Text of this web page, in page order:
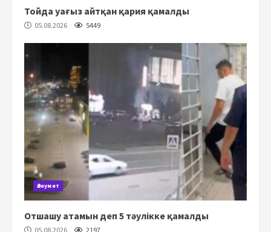
Тойда уағыз айтқан қария қамалды
05.08.2026 5449
Әлеумет
Отшашу атамын деп 5 тәулікке қамалды
05.08.2026 2197